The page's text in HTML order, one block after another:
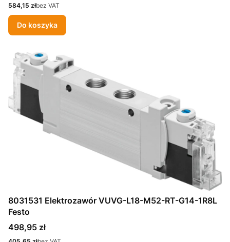
Cena
584,15 złbez VAT
Do koszyka
8031531 Elektrozawór VUVG-L18-M52-RT-G14-1R8L
Festo
Cena
498,95 zł